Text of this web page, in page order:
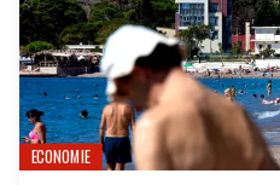
ECONOMIE